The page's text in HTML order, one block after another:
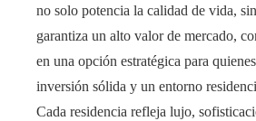
no solo potencia la calidad de vida,
garantiza un alto valor de mercado,
en una opción estratégica para
inversión sólida y un entorno
Cada residencia refleja lujo,